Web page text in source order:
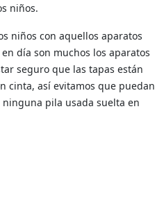
niños.
niños con aquellos aparatos
día son muchos los aparatos
seguro que las tapas están
cinta, así evitamos que puedan
pila usada suelta en